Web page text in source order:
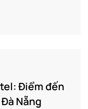
Điểm đến
Nẵng